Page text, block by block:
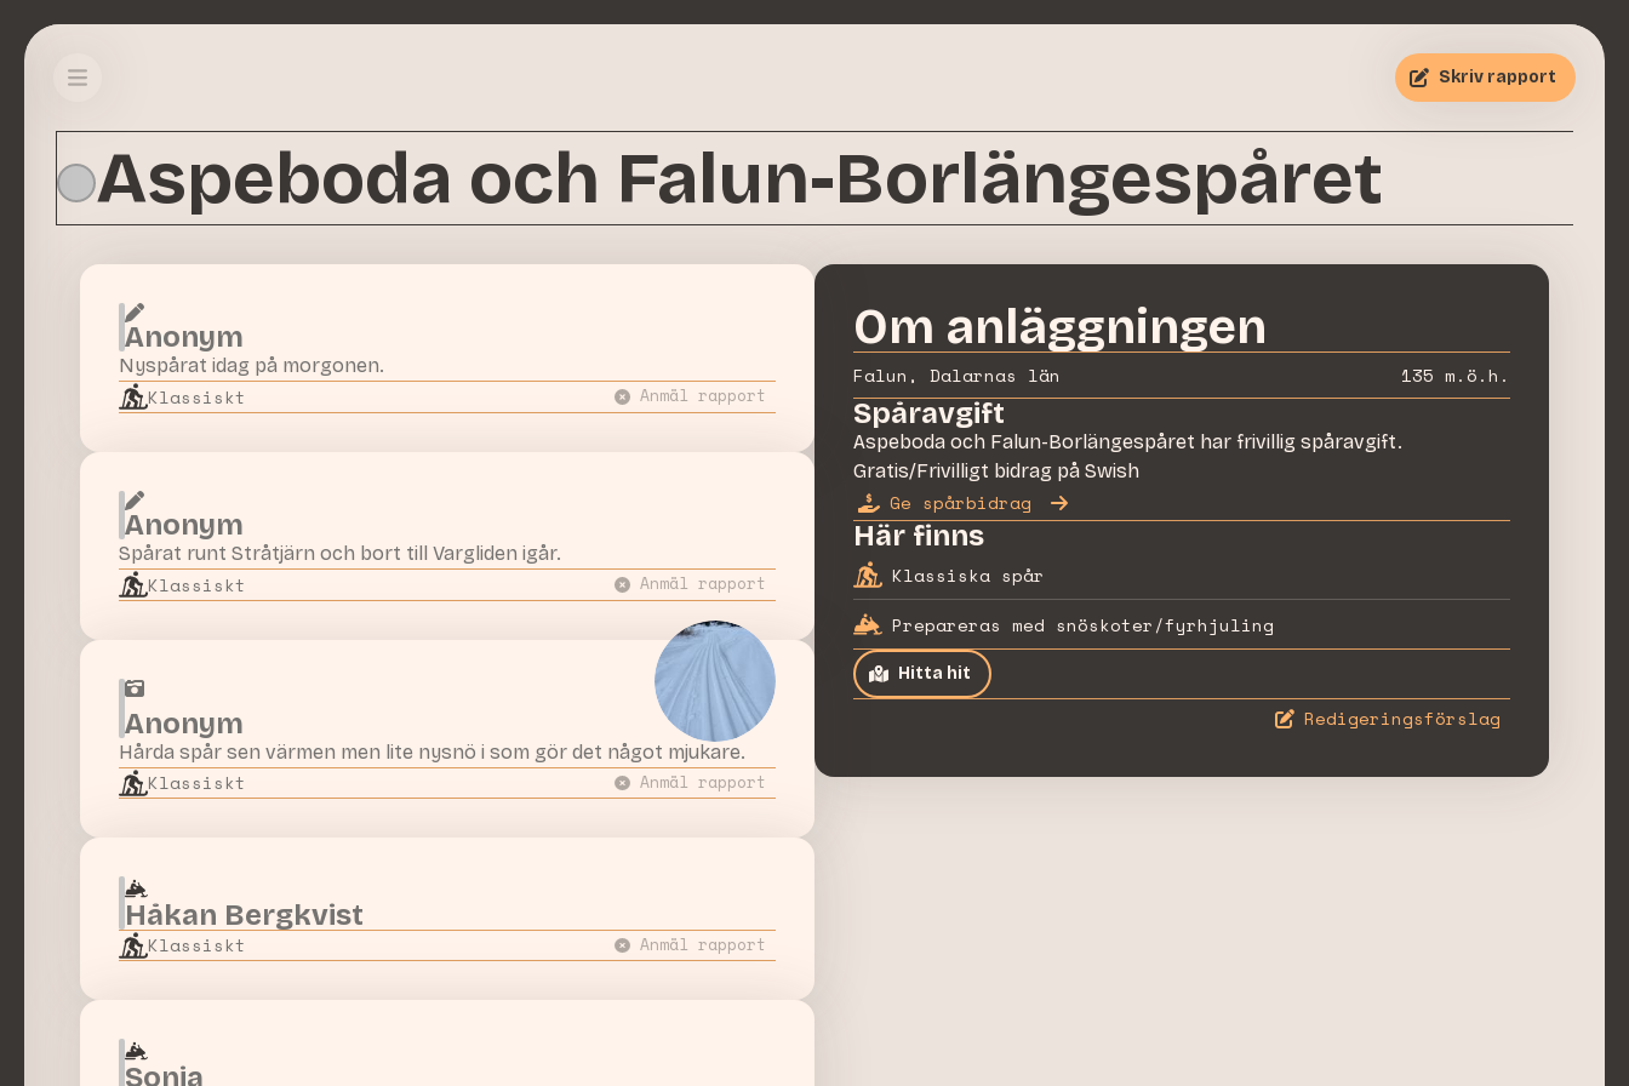
Aspeboda och Falun-Borlängespåret
Skriv rapport
Anonym
Nyspårat idag på morgonen.
Klassiskt Anmäl rapport
Anonym
Spårat runt Stråtjärn och bort till Vargliden igår.
Klassiskt Anmäl rapport
Anonym
Hårda spår sen värmen men lite nysnö i som gör det något mjukare.
Klassiskt Anmäl rapport
Håkan Bergkvist
Klassiskt Anmäl rapport
Sonja
Om anläggningen
Falun, Dalarnas län 135 m.ö.h.
Spåravgift
Aspeboda och Falun-Borlängespåret har frivillig spåravgift.
Gratis/Frivilligt bidrag på Swish
Ge spårbidrag
Här finns
Klassiska spår
Prepareras med snöskoter/fyrhjuling
Hitta hit
Redigeringsförslag